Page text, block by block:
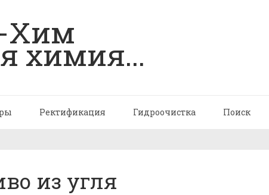
Хим
химия...
Ректификация Гидроочистка Поиск
из угля